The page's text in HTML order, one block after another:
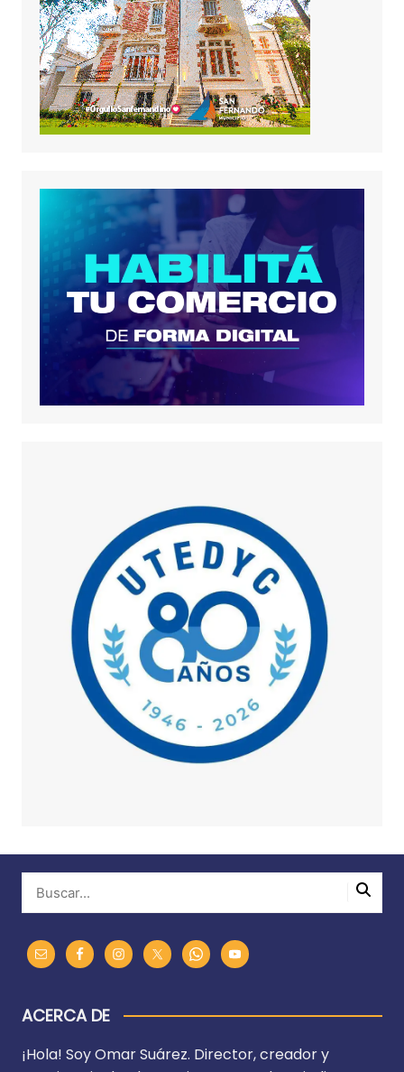
ACERCA DE
¡Hola! Soy Omar Suárez. Director, creador y